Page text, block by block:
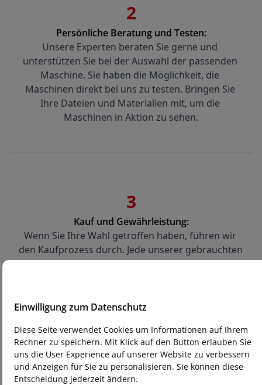
2
Persönliche Beratung und Testen:
Unsere Experten beraten Sie gerne und
unterstützen Sie bei der Auswahl der passenden
Maschine. Sie haben die Möglichkeit, die
Maschinen direkt bei uns zu testen. Bringen Sie
Ihre Dateien und Materialien mit, um die
Maschinen in Aktion zu sehen.
3
Kauf und Gewährleistung:
Wenn Sie Ihre Wahl getroffen haben, führen wir
den Kaufprozess durch. Jede unserer gebrauchten
Maschinen wird mit einer 6-monatigen
Einwilligung zum Datenschutz
Diese Seite verwendet Cookies um Informationen auf Ihrem
Rechner zu speichern. Mit Klick auf den Button erlauben Sie
uns die User Experience auf unserer Website zu verbessern
und Anzeigen für Sie zu personalisieren. Sie können diese
Entscheidung jederzeit ändern.